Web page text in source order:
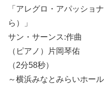
「アレグロ・アパッショ
ら）」
サン・サーンス:作曲
（ピアノ）片岡琴佑
（2分58秒）
～横浜みなとみらいホー